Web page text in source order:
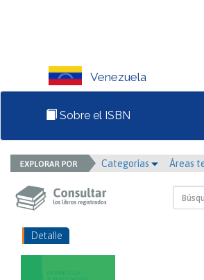
Venezuela
Sobre el ISBN
Categorías Áreas
Detalle